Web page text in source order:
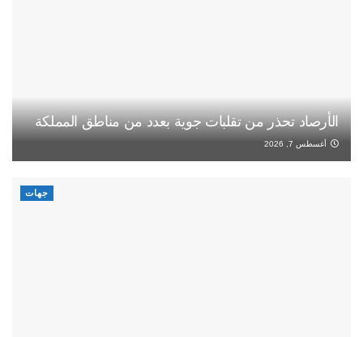
الأرصاد تحذر من تقلبات جوية بعدد من مناطق المملكة
أغسطس 7, 2026
جهات